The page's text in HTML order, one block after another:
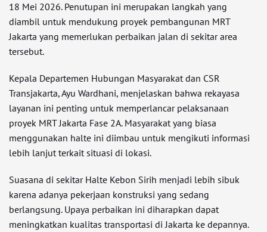
18 Mei 2026. Penutupan ini merupakan langkah yang
diambil untuk mendukung proyek pembangunan MRT
Jakarta yang memerlukan perbaikan jalan di sekitar area
tersebut.
Kepala Departemen Hubungan Masyarakat dan CSR
Transjakarta, Ayu Wardhani, menjelaskan bahwa rekayasa
layanan ini penting untuk memperlancar pelaksanaan
proyek MRT Jakarta Fase 2A. Masyarakat yang biasa
menggunakan halte ini diimbau untuk mengikuti informasi
lebih lanjut terkait situasi di lokasi.
Suasana di sekitar Halte Kebon Sirih menjadi lebih sibuk
karena adanya pekerjaan konstruksi yang sedang
berlangsung. Upaya perbaikan ini diharapkan dapat
meningkatkan kualitas transportasi di Jakarta ke depannya.